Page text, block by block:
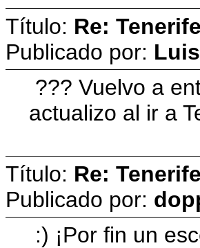
Título: Re:
Publicado por:
??? Vuelvo a
actualizo al ir a
Título: Re:
Publicado por:
:) ¡Por fin un